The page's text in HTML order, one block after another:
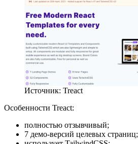
Источник: Treact
Особенности Treact:
полностью отзывчивый;
7 демо-версий целевых страниц;